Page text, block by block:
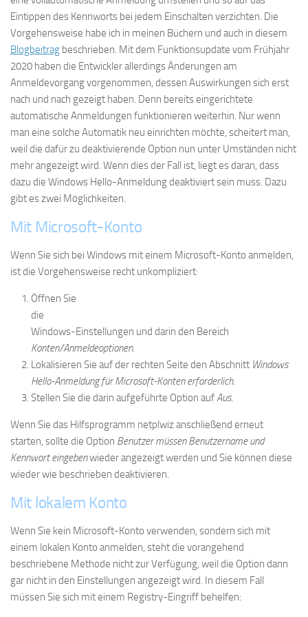
Eintippen des Kennworts bei jedem Einschalten verzichten. Die
Vorgehensweise habe ich in meinen Büchern und auch in diesem
Blogbeitrag beschrieben. Mit dem Funktionsupdate vom Frühjahr
2020 haben die Entwickler allerdings Änderungen am
Anmeldevorgang vorgenommen, dessen Auswirkungen sich erst
nach und nach gezeigt haben. Denn bereits eingerichtete
automatische Anmeldungen funktionieren weiterhin. Nur wenn
man eine solche Automatik neu einrichten möchte, scheitert man,
weil die dafür zu deaktivierende Option nun unter Umständen nicht
mehr angezeigt wird. Wenn dies der Fall ist, liegt es daran, dass
dazu die Windows Hello-Anmeldung deaktiviert sein muss. Dazu
gibt es zwei Möglichkeiten.
Mit Microsoft-Konto
Wenn Sie sich bei Windows mit einem Microsoft-Konto anmelden,
ist die Vorgehensweise recht unkompliziert:
Öffnen Sie
die
Windows-Einstellungen und darin den Bereich
Konten/Anmeldeoptionen.
Lokalisieren Sie auf der rechten Seite den Abschnitt Windows
Hello-Anmeldung für Microsoft-Konten erforderlich.
Stellen Sie die darin aufgeführte Option aufAus.
Wenn Sie das Hilfsprogramm netplwiz anschließend erneut
starten, sollte die Option Benutzer müssen Benutzername und
Kennwort eingebenwieder angezeigt werden und Sie können diese
wieder wie beschrieben deaktivieren.
Mit lokalem Konto
Wenn Sie kein Microsoft-Konto verwenden, sondern sich mit
einem lokalen Konto anmelden, steht die vorangehend
beschriebene Methode nicht zur Verfügung, weil die Option dann
gar nicht in den Einstellungen angezeigt wird. In diesem Fall
müssen Sie sich mit einem Registry-Eingriff behelfen: